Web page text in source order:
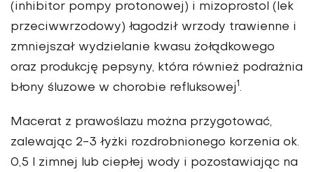
(inhibitor pompy protonowej) i mizoprostol (lek
przeciwwrzodowy) łagodził wrzody trawienne i
zmniejszał wydzielanie kwasu żołądkowego
oraz produkcję pepsyny, która również podrażnia
błony śluzowe w chorobie refluksowej1 .
Macerat z prawoślazu można przygotować,
zalewając 2-3 łyżki rozdrobnionego korzenia ok.
0,5 l zimnej lub ciepłej wody i pozostawiając na